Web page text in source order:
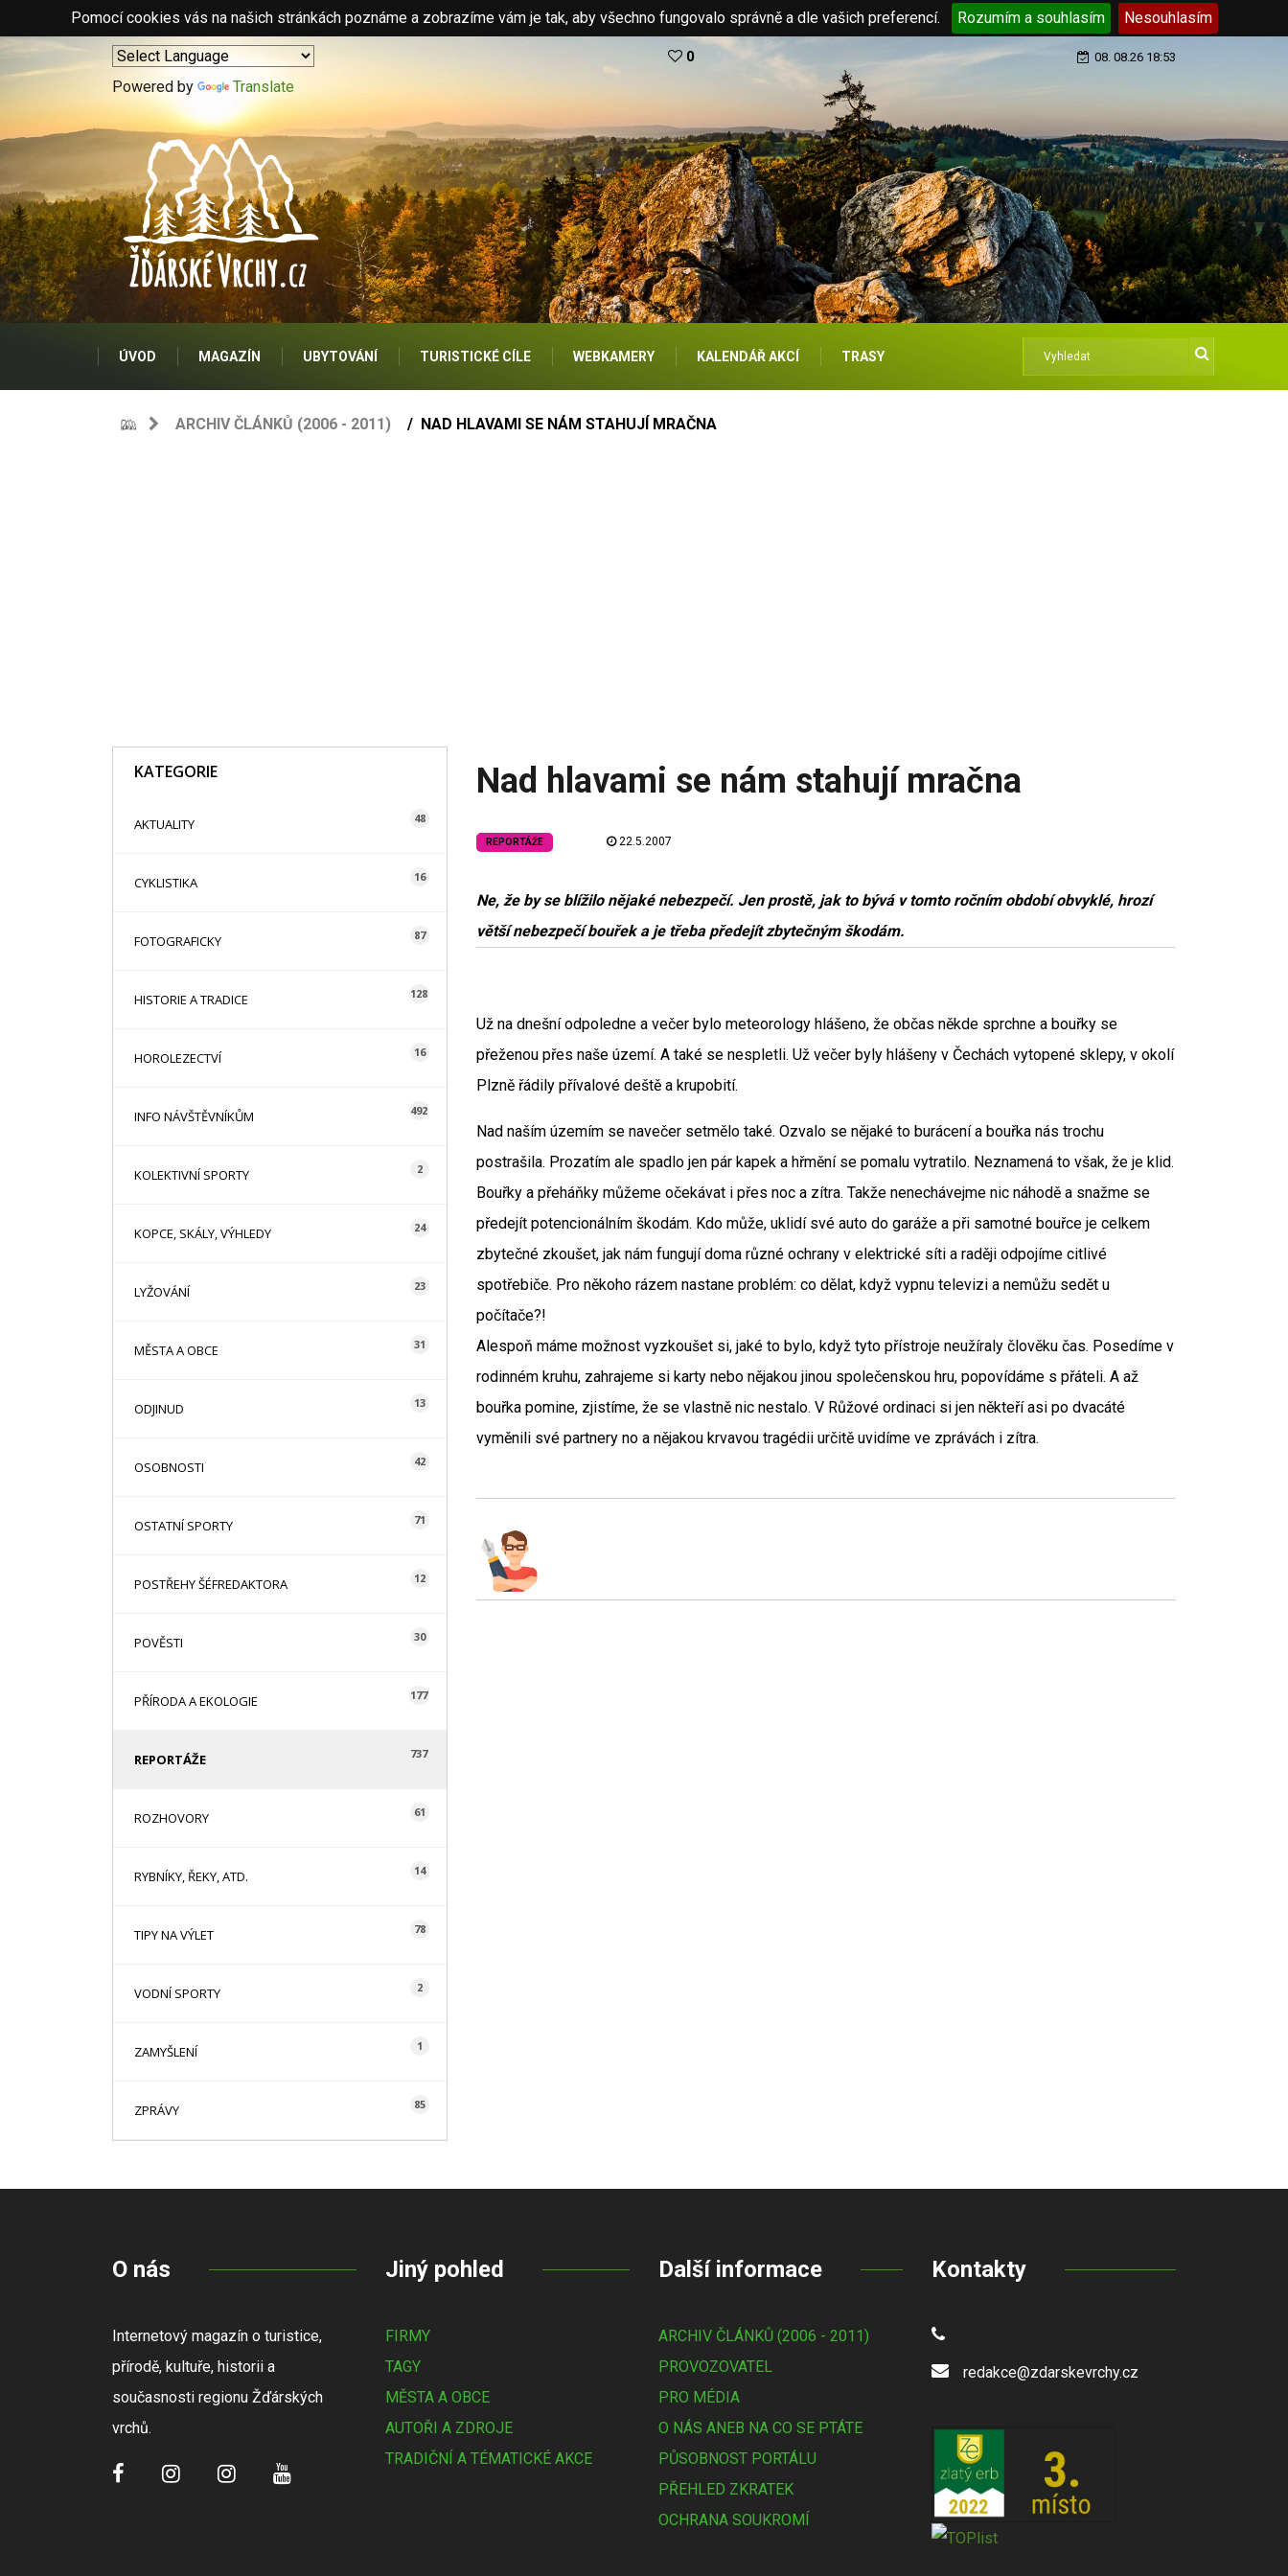
Pomocí cookies vás na našich stránkách poznáme a zobrazíme vám je tak, aby všechno fungovalo správně a dle vašich preferencí. Rozumím a souhlasím Nesouhlasím
Powered by Translate
0 08. 08.26 18:53
ÚVOD MAGAZÍN UBYTOVÁNÍ TURISTICKÉ CÍLE WEBKAMERY KALENDÁŘ AKCÍ TRASY
ARCHIV ČLÁNKŮ (2006 - 2011) NAD HLAVAMI SE NÁM STAHUJÍ MRAČNA
KATEGORIE
AKTUALITY 48
CYKLISTIKA 16
FOTOGRAFICKY 87
HISTORIE A TRADICE 128
HOROLEZECTVÍ 16
INFO NÁVŠTĚVNÍKŮM 492
KOLEKTIVNÍ SPORTY 2
KOPCE, SKÁLY, VÝHLEDY 24
LYŽOVÁNÍ 23
MĚSTA A OBCE 31
ODJINUD 13
OSOBNOSTI 42
OSTATNÍ SPORTY 71
POSTŘEHY ŠÉFREDAKTORA 12
POVĚSTI 30
PŘÍRODA A EKOLOGIE 177
REPORTÁŽE 737
ROZHOVORY 61
RYBNÍKY, ŘEKY, ATD. 14
TIPY NA VÝLET 78
VODNÍ SPORTY 2
ZAMYŠLENÍ 1
ZPRÁVY 85
Nad hlavami se nám stahují mračna
REPORTÁŽE 22.5.2007
Ne, že by se blížilo nějaké nebezpečí. Jen prostě, jak to bývá v tomto ročním období obvyklé, hrozí
větší nebezpečí bouřek a je třeba předejít zbytečným škodám.
Už na dnešní odpoledne a večer bylo meteorology hlášeno, že občas někde sprchne a bouřky se
přeženou přes naše území. A také se nespletli. Už večer byly hlášeny v Čechách vytopené sklepy, v okolí
Plzně řádily přívalové deště a krupobití.
Nad naším územím se navečer setmělo také. Ozvalo se nějaké to burácení a bouřka nás trochu
postrašila. Prozatím ale spadlo jen pár kapek a hřmění se pomalu vytratilo. Neznamená to však, že je klid.
Bouřky a přeháňky můžeme očekávat i přes noc a zítra. Takže nenechávejme nic náhodě a snažme se
předejít potencionálním škodám. Kdo může, uklidí své auto do garáže a při samotné bouřce je celkem
zbytečné zkoušet, jak nám fungují doma různé ochrany v elektrické síti a raději odpojíme citlivé
spotřebiče. Pro někoho rázem nastane problém: co dělat, když vypnu televizi a nemůžu sedět u
počítače?!
Alespoň máme možnost vyzkoušet si, jaké to bylo, když tyto přístroje neužíraly člověku čas. Posedíme v
rodinném kruhu, zahrajeme si karty nebo nějakou jinou společenskou hru, popovídáme s přáteli. A až
bouřka pomine, zjistíme, že se vlastně nic nestalo. V Růžové ordinaci si jen někteří asi po dvacáté
vyměnili své partnery no a nějakou krvavou tragédii určitě uvidíme ve zprávách i zítra.
O nás
Internetový magazín o turistice,
přírodě, kultuře, historii a
současnosti regionu Žďárských
vrchů.
Jiný pohled
FIRMY
TAGY
MĚSTA A OBCE
AUTOŘI A ZDROJE
TRADIČNÍ A TÉMATICKÉ AKCE
Další informace
ARCHIV ČLÁNKŮ (2006 - 2011)
PROVOZOVATEL
PRO MÉDIA
O NÁS ANEB NA CO SE PTÁTE
PŮSOBNOST PORTÁLU
PŘEHLED ZKRATEK
OCHRANA SOUKROMÍ
Kontakty
redakce@zdarskevrchy.cz